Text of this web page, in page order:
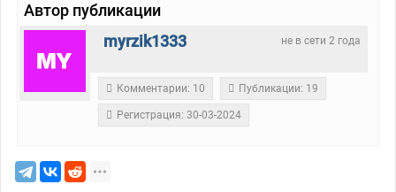
Автор публикации
не в сети 2 года
myrzik1333
Комментарии: 10 Публикации: 19
Регистрация: 30-03-2024